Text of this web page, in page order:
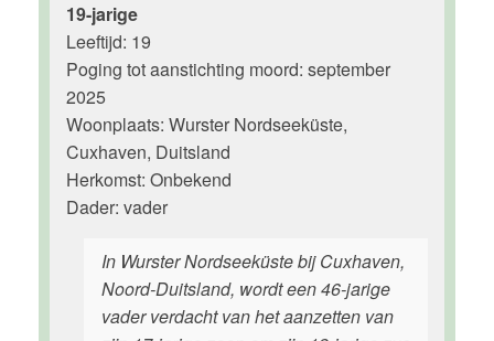
19-jarige
Leeftijd: 19
Poging tot aanstichting moord: september
2025
Woonplaats: Wurster Nordseeküste,
Cuxhaven, Duitsland
Herkomst: Onbekend
Dader: vader
In Wurster Nordseeküste bij Cuxhaven,
Noord-Duitsland, wordt een 46-jarige
vader verdacht van het aanzetten van